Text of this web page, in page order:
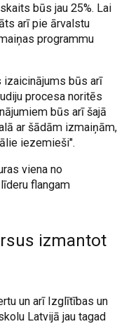
būs jau 25%. Lai
arī pie ārvalstu
programmu
izaicinājums būs arī
procesa noritēs
būs arī šajā
ar šādām izmaiņām,
iezemieši".
viena no
flangam
izmantot
un arī Izglītības un
Latvijā jau tagad